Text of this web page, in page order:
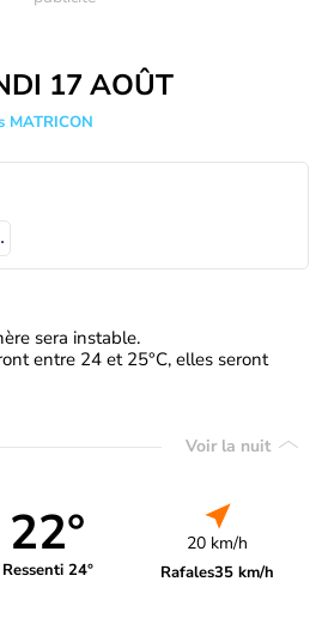
17 AOÛT
MATRICON
sera instable.
entre 24 et 25°C, elles seront
Voir la nuit
22°
Ressenti 24°
20 km/h
Rafales35 km/h